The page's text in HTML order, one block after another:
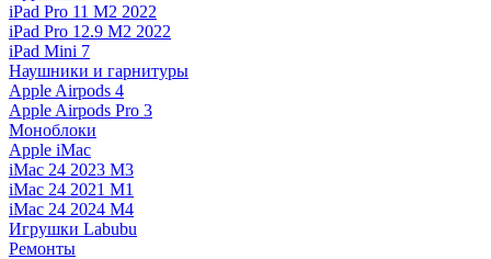
iPad Pro 11 M2 2022
iPad Pro 12.9 M2 2022
iPad Mini 7
Наушники и гарнитуры
Apple Airpods 4
Apple Airpods Pro 3
Моноблоки
Apple iMac
iMac 24 2023 M3
iMac 24 2021 M1
iMac 24 2024 M4
Игрушки Labubu
Ремонты